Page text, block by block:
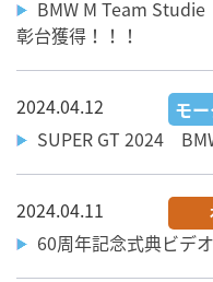
BMW M Team
彰台獲得！！！
2024.04.12
モ
SUPER GT 2024
2024.04.11
60周年記念式典ビデ